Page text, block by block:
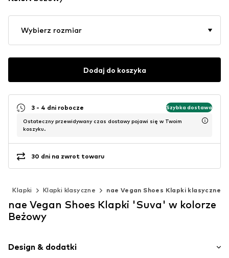
Wybierz rozmiar
Dodaj do koszyka
3 - 4 dni robocze Szybka dostawa
Ostateczny przewidywany czas dostawy pojawi się w Twoim
koszyku.
30 dni na zwrot towaru
Klapki Klapki klasyczne nae Vegan Shoes Klapki klasyczne
nae Vegan Shoes Klapki 'Suva' w kolorze
Beżowy
Design & dodatki